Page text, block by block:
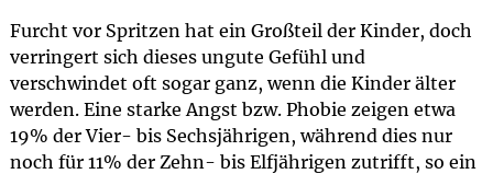
Furcht vor Spritzen hat ein Großteil der Kinder, doch
verringert sich dieses ungute Gefühl und
verschwindet oft sogar ganz, wenn die Kinder älter
werden. Eine starke Angst bzw. Phobie zeigen etwa
19% der Vier- bis Sechsjährigen, während dies nur
noch für 11% der Zehn- bis Elfjährigen zutrifft, so ein